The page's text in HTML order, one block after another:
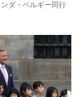
ダ・ベルギー同行